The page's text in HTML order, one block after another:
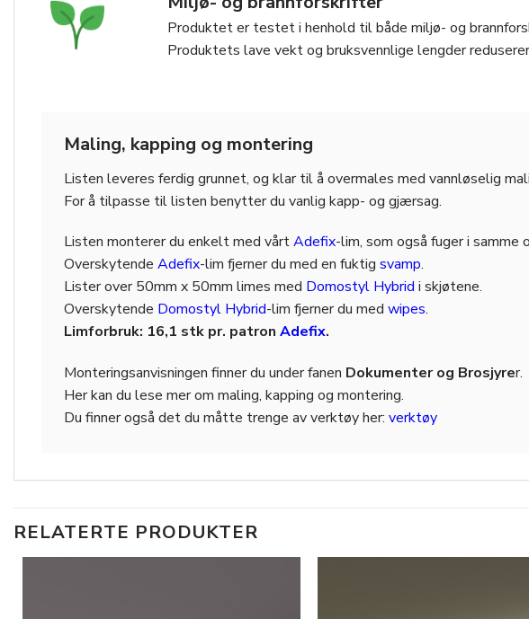
Produktet er testet i henhold til både miljø- og
Produktets lave vekt og bruksvennlige lengder
Maling, kapping og montering
Listen leveres ferdig grunnet, og klar til å overmales med vannløselig
For å tilpasse til listen benytter du vanlig kapp- og gjærsag.
Listen monterer du enkelt med vårtAdefix-lim, som også fuger i samme
Overskytende Adefix-lim fjerner du med en fuktig svamp.
Lister over 50mm x 50mm limes med Domostyl Hybrid i skjøtene.
Overskytende Domostyl Hybrid-lim fjerner du med wipes.
Limforbruk: 16,1 stk pr. patron Adefix.
Monteringsanvisningen finner du under fanen Dokumenter og Brosjyrer.
Her kan du lese mer om maling, kapping og montering.
Du finner også det du måtte trenge av verktøy her: verktøy
RELATERTE PRODUKTER